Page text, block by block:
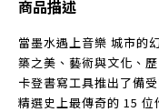
商品描述
當墨水遇上音樂 城市的
築之美、藝術與文化、
卡登書寫工具推出了備
精選史上最傳奇的 15